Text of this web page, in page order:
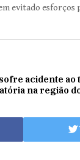
evitado
acidente ao
na região